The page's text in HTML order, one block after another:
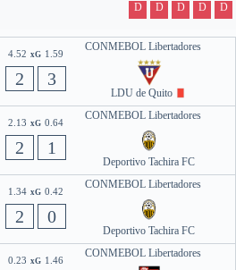
D D D D D
CONMEBOL Libertadores
4.52 xG 1.59
2 3
LDU de Quito
CONMEBOL Libertadores
2.13 xG 0.64
2 1
Deportivo Tachira FC
CONMEBOL Libertadores
1.34 xG 0.42
2 0
Deportivo Tachira FC
CONMEBOL Libertadores
0.23 xG 1.46